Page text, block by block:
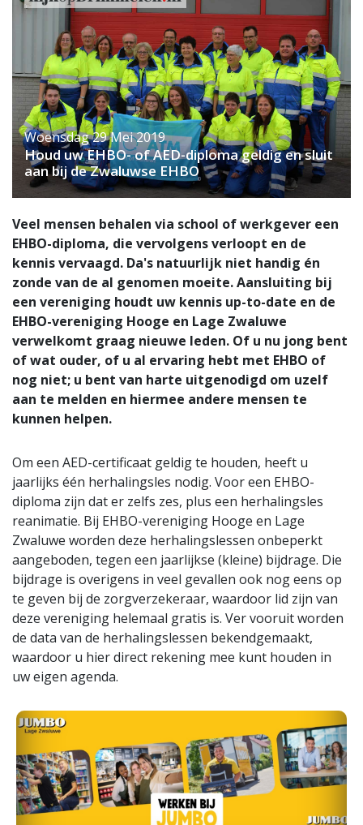
Woensdag 29 Mei 2019
Houd uw EHBO- of AED-diploma geldig en sluit
aan bij de Zwaluwse EHBO
Veel mensen behalen via school of werkgever een
EHBO-diploma, die vervolgens verloopt en de
kennis vervaagd. Da's natuurlijk niet handig én
zonde van de al genomen moeite. Aansluiting bij
een vereniging houdt uw kennis up-to-date en de
EHBO-vereniging Hooge en Lage Zwaluwe
verwelkomt graag nieuwe leden. Of u nu jong bent
of wat ouder, of u al ervaring hebt met EHBO of
nog niet; u bent van harte uitgenodigd om uzelf
aan te melden en hiermee andere mensen te
kunnen helpen.
Om een AED-certificaat geldig te houden, heeft u
jaarlijks één herhalingsles nodig. Voor een EHBO-
diploma zijn dat er zelfs zes, plus een herhalingsles
reanimatie. Bij EHBO-vereniging Hooge en Lage
Zwaluwe worden deze herhalingslessen onbeperkt
aangeboden, tegen een jaarlijkse (kleine) bijdrage. Die
bijdrage is overigens in veel gevallen ook nog eens op
te geven bij de zorgverzekeraar, waardoor lid zijn van
deze vereniging helemaal gratis is. Ver vooruit worden
de data van de herhalingslessen bekendgemaakt,
waardoor u hier direct rekening mee kunt houden in
uw eigen agenda.